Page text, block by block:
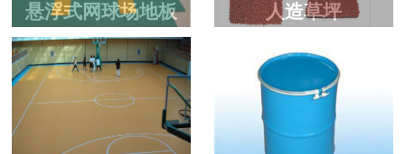
悬浮式网球场地板 人造草坪